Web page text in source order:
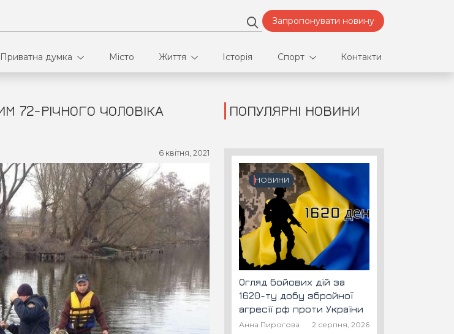
Запропонувати новину
Приватна думка
В кулуарах
Місто Життя
Конфлікти
Партнери
Спорт
Історія Спорт
Футбол
Контакти
72-РІЧНОГО ЧОЛОВІКА
6 квітня, 2021
ПОПУЛЯРНІ НОВИНИ
НОВИНИ
Огляд бойових дій за
1620-ту добу збройної
агресії рф проти України
Анна Пирогова 2 серпня, 2026